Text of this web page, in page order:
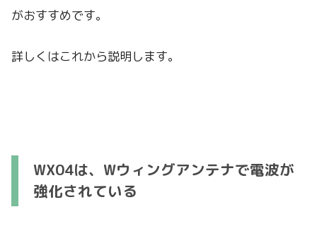
がおすすめです。
詳しくはこれから説明します。
WX04は、Wウィングアンテナで電波が
強化されている